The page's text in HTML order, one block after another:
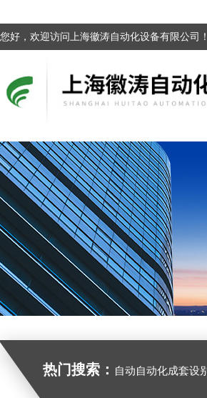
您好，欢迎访问上海徽涛自动化设备有限公司！
热门搜索： 自动自动化成套设别及配件，机械设备（除特种设备）及配件制造，加工（以上限分支机构经营），设计，批发，零售，模具，五金制品，工具加工（限分支机构经营），设计，批发，